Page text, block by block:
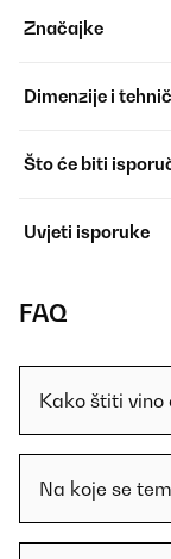
Značajke
Dimenzije i
Što će biti
Uvjeti isporuke
FAQ
Kako štiti
Na koje se